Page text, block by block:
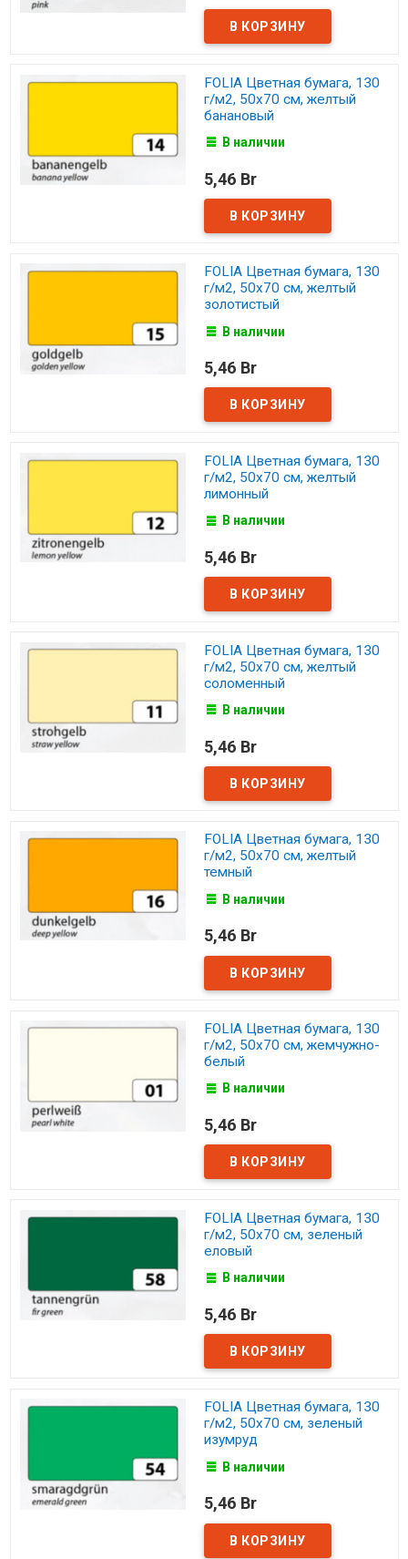
FOLIA Цветная бумага, 130
г/м2, 50х70 см, желтый
банановый
В наличии
5,46 Br
FOLIA Цветная бумага, 130
г/м2, 50х70 см, желтый
золотистый
В наличии
5,46 Br
FOLIA Цветная бумага, 130
г/м2, 50х70 см, желтый
лимонный
В наличии
5,46 Br
FOLIA Цветная бумага, 130
г/м2, 50х70 см, желтый
соломенный
В наличии
5,46 Br
FOLIA Цветная бумага, 130
г/м2, 50х70 см, желтый
темный
В наличии
5,46 Br
FOLIA Цветная бумага, 130
г/м2, 50х70 см, жемчужно-
белый
В наличии
5,46 Br
FOLIA Цветная бумага, 130
г/м2, 50х70 см, зеленый
еловый
В наличии
5,46 Br
FOLIA Цветная бумага, 130
г/м2, 50х70 см, зеленый
изумруд
В наличии
5,46 Br